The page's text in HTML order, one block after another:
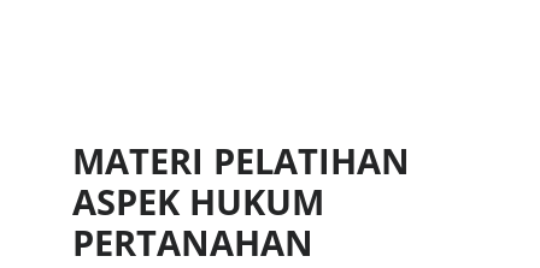
MATERI PELATIHAN
ASPEK HUKUM
PERTANAHAN